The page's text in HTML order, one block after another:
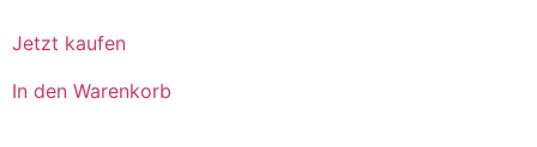
Jetzt kaufen
In den Warenkorb